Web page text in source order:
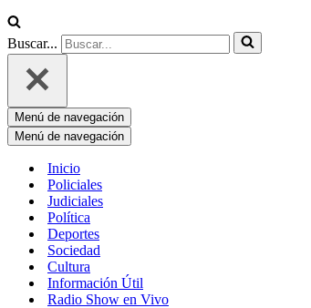
Buscar...
Menú de navegación
Menú de navegación
Inicio
Policiales
Judiciales
Política
Deportes
Sociedad
Cultura
Información Útil
Radio Show en Vivo